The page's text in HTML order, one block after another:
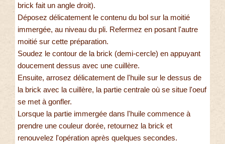
brick fait un angle droit).
Déposez délicatement le contenu du bol sur la moitié
immergée, au niveau du pli. Refermez en posant l'autre
moitié sur cette préparation.
Soudez le contour de la brick (demi-cercle) en appuyant
doucement dessus avec une cuillère.
Ensuite, arrosez délicatement de l'huile sur le dessus de
la brick avec la cuillère, la partie centrale où se situe l'oeuf
se met à gonfler.
Lorsque la partie immergée dans l'huile commence à
prendre une couleur dorée, retournez la brick et
renouvelez l'opération après quelques secondes.